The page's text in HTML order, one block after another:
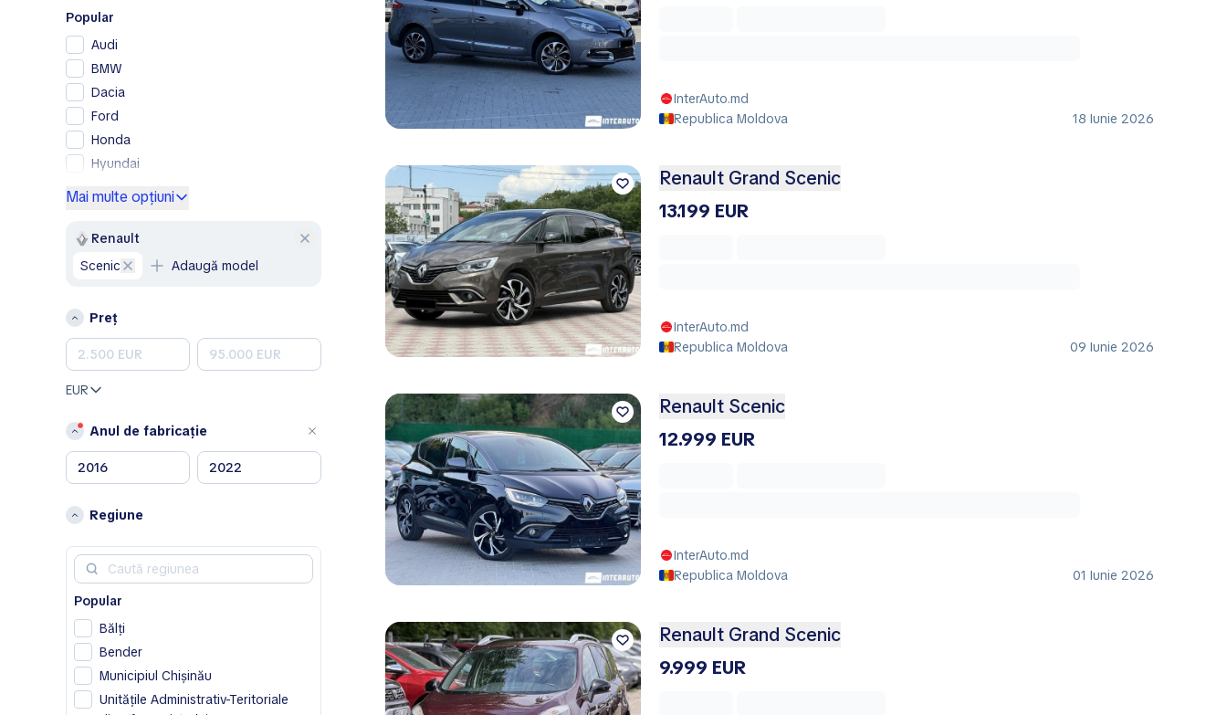
Popular
Audi
BMW
Dacia
Ford
Honda
Hyundai
Mercedes-Benz
Nissan
Porsche
Renault
Volkswagen
Volvo
A
Acura
Aston Martin
Avatr
BAIC
Bentley
Bestune
Buick
Mai multe opțiuni
Renault
Scenic
Adaugă model
Preț
EUR
Anul de fabricație
Regiune
Popular
Bălţi
Bender
Municipiul Chișinău
Unitățile Administrativ-Teritoriale
InterAuto.md
Republica Moldova
18 Iunie 2026
Renault Grand Scenic
13.199 EUR
InterAuto.md
Republica Moldova
09 Iunie 2026
Renault Scenic
12.999 EUR
InterAuto.md
Republica Moldova
01 Iunie 2026
Renault Grand Scenic
9.999 EUR